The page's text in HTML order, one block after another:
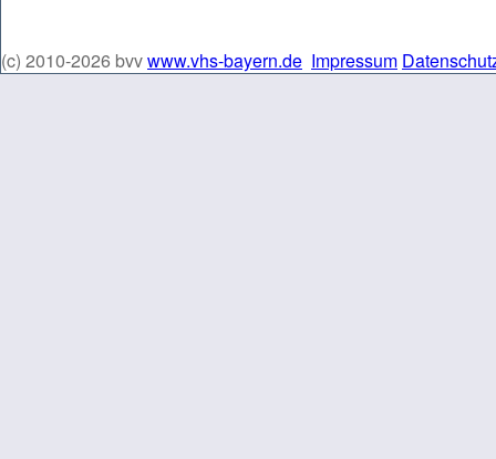
(c) 2010-2026 bvvwww.vhs-bayern.de Impressum